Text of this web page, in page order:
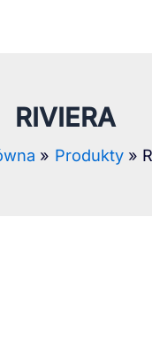
RIVIERA
Produkty